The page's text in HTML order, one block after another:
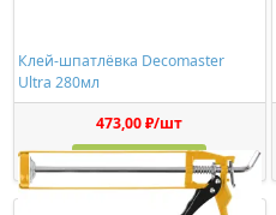
Клей-шпатлёвка Decomaster
Ultra 280мл
473,00 ₽/шт
Купить